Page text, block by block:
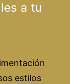
a tu
estilos